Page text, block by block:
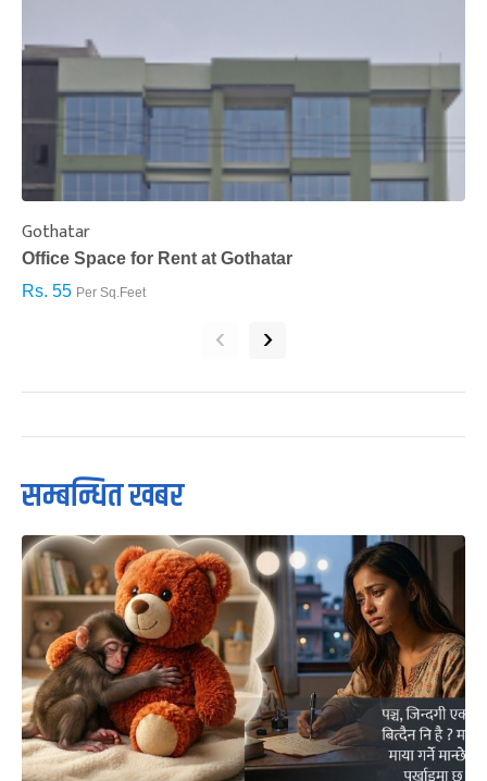
Gothatar
Office Space for Rent at Gothatar
Rs. 55 Per Sq.Feet
‹ ›
सम्बन्धित खबर